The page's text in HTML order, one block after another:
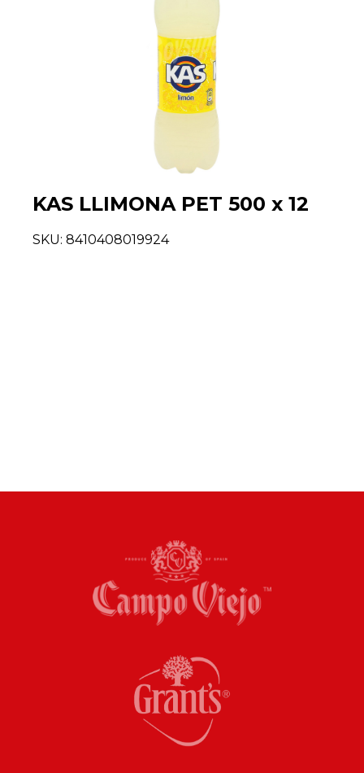
KAS LLIMONA PET 500 x 12
SKU: 8410408019924